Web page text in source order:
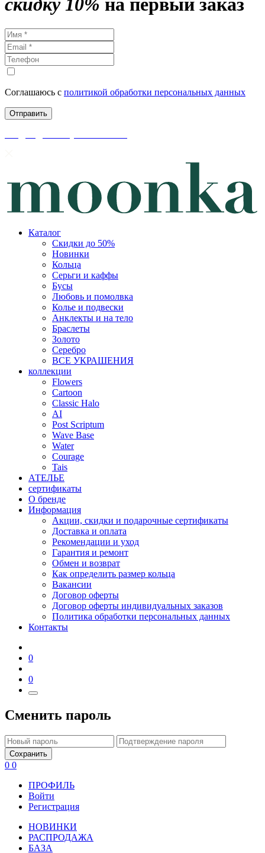
скидку 10% на первый заказ
Соглашаюсь с политикой обработки персональных данных
Каталог
Скидки до 50%
Новинки
Кольца
Серьги и каффы
Бусы
Любовь и помолвка
Колье и подвески
Анклекты и на тело
Браслеты
Золото
Серебро
ВСЕ УКРАШЕНИЯ
коллекции
Flowers
Cartoon
Classic Halo
AI
Post Scriptum
Wave Base
Water
Courage
Tais
АТЕЛЬЕ
сертификаты
О бренде
Информация
Акции, скидки и подарочные сертификаты
Доставка и оплата
Рекомендации и уход
Гарантия и ремонт
Обмен и возврат
Как определить размер кольца
Вакансии
Договор оферты
Договор оферты индивидуальных заказов
Политика обработки персональных данных
Контакты
0
0
Сменить пароль
Сохранить
0 0
ПРОФИЛЬ
Войти
Регистрация
НОВИНКИ
РАСПРОДАЖА
БАЗА